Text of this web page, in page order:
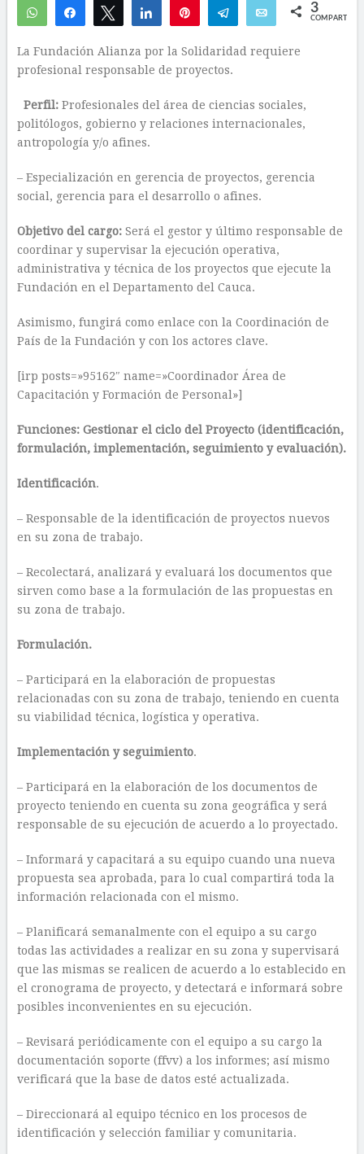
WhatsAppCompartirTwittear Compartir Telegram Email 3
COMPARTIR
La Fundación Alianza por la Solidaridad requiere
profesional responsable de proyectos.
Perfil: Profesionales del área de ciencias sociales,
politólogos, gobierno y relaciones internacionales,
antropología y/o afines.
– Especialización en gerencia de proyectos, gerencia
social, gerencia para el desarrollo o afines.
Objetivo del cargo: Será el gestor y último responsable de
coordinar y supervisar la ejecución operativa,
administrativa y técnica de los proyectos que ejecute la
Fundación en el Departamento del Cauca.
Asimismo, fungirá como enlace con la Coordinación de
País de la Fundación y con los actores clave.
[irp posts=»95162″ name=»Coordinador Área de
Capacitación y Formación de Personal»]
Funciones: Gestionar el ciclo del Proyecto (identificación,
formulación, implementación, seguimiento y evaluación).
Identificación.
– Responsable de la identificación de proyectos nuevos
en su zona de trabajo.
– Recolectará, analizará y evaluará los documentos que
sirven como base a la formulación de las propuestas en
su zona de trabajo.
Formulación.
– Participará en la elaboración de propuestas
relacionadas con su zona de trabajo, teniendo en cuenta
su viabilidad técnica, logística y operativa.
Implementación y seguimiento.
– Participará en la elaboración de los documentos de
proyecto teniendo en cuenta su zona geográfica y será
responsable de su ejecución de acuerdo a lo proyectado.
– Informará y capacitará a su equipo cuando una nueva
propuesta sea aprobada, para lo cual compartirá toda la
información relacionada con el mismo.
– Planificará semanalmente con el equipo a su cargo
todas las actividades a realizar en su zona y supervisará
que las mismas se realicen de acuerdo a lo establecido en
el cronograma de proyecto, y detectará e informará sobre
posibles inconvenientes en su ejecución.
– Revisará periódicamente con el equipo a su cargo la
documentación soporte (ffvv) a los informes; así mismo
verificará que la base de datos esté actualizada.
– Direccionará al equipo técnico en los procesos de
identificación y selección familiar y comunitaria.